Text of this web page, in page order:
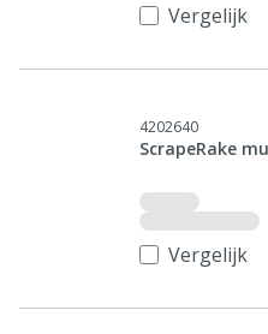
Vergelijk
4202640
ScrapeRake
Vergelijk